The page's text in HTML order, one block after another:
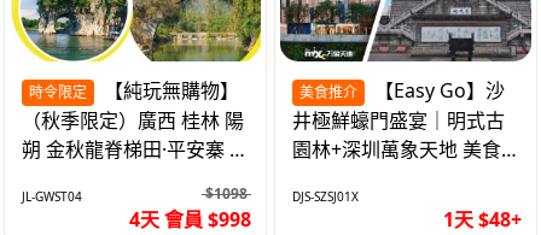
時令限定
（秋季限定）廣西 桂林 陽
朔 金秋龍脊梯田·平安寨 城
4天
JL-GWST04 $1098
4天 會員 $998
美食推介
井極鮮蠔門盛宴｜明式古
園林+深圳萬象天地 美食
DJS-SZSJ01X
1天 $48+